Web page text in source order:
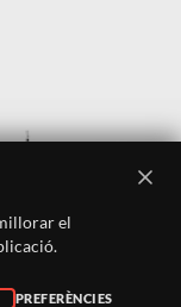
el
PREFERÈNCIES